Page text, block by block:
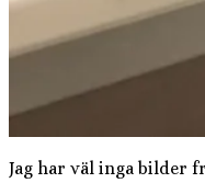
Jag har väl inga bilder